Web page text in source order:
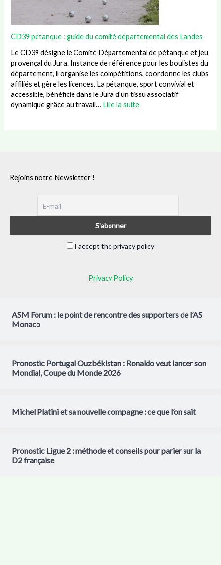
CD39 pétanque : guide du comité départemental des Landes
Le CD39 désigne le Comité Départemental de pétanque et jeu
provençal du Jura. Instance de référence pour les boulistes du
département, il organise les compétitions, coordonne les clubs
affiliés et gère les licences. La pétanque, sport convivial et
accessible, bénéficie dans le Jura d’un tissu associatif
dynamique grâce au travail… Lire la suite
Rejoins notre Newsletter !
I accept the privacy policy
Privacy Policy
ASM Forum : le point de rencontre des supporters de l’AS
Monaco
Pronostic Portugal Ouzbékistan : Ronaldo veut lancer son
Mondial, Coupe du Monde 2026
Michel Platini et sa nouvelle compagne : ce que l’on sait
Pronostic Ligue 2 : méthode et conseils pour parier sur la
D2 française